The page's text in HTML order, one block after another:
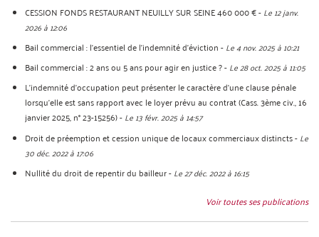
CESSION FONDS RESTAURANT NEUILLY SUR SEINE 460 000 €-Le 12 janv.
2026 à 12:06
Bail commercial : l'essentiel de l'indemnité d'éviction-Le 4 nov. 2025 à 10:21
Bail commercial : 2 ans ou 5 ans pour agir en justice ?-Le 28 oct. 2025 à 11:05
L’indemnité d’occupation peut présenter le caractère d’une clause pénale
lorsqu’elle est sans rapport avec le loyer prévu au contrat (Cass. 3ème civ., 16
janvier 2025, n° 23-15256)-Le 13 févr. 2025 à 14:57
Droit de préemption et cession unique de locaux commerciaux distincts-Le
30 déc. 2022 à 17:06
Nullité du droit de repentir du bailleur-Le 27 déc. 2022 à 16:15
Voir toutes ses publications